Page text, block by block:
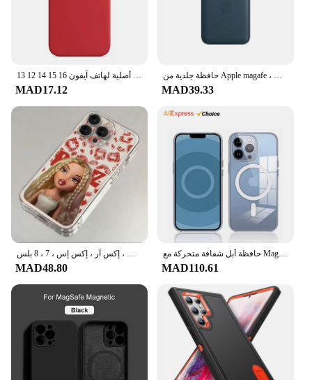
MAD17.12 MAD39.33
MAD48.80
حافظة أبل شفافة متحركة مع Magsafe لهاتف آيفون 15 12 13 14 برو ماكس تدعم الشحن اللاسلكي غطاء شفاف لهاتف آيفون 14
MAD110.61